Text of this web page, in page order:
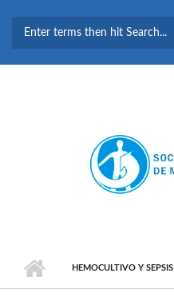
BÚSQUEDA
HEMOCULTIVO Y SEPSIS